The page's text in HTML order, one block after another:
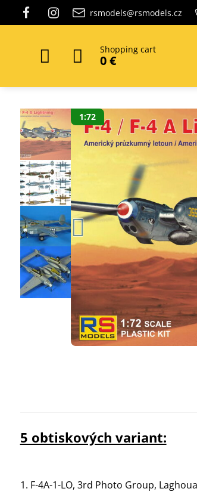
rsmodels@rsmodels.cz
Shopping cart
0 €
1:72
5 obtiskových variant:
1. F-4A-1-LO, 3rd Photo Group,